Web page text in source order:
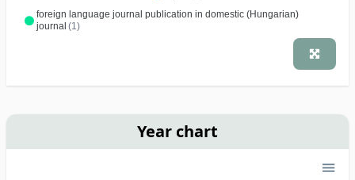
foreign language journal publication in domestic (Hungarian)
journal (1)
Year chart